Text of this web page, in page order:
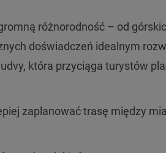
ą różnorodność – od g
doświadczeń idealnym
która przyciąga turystów pla
zaplanować trasę między